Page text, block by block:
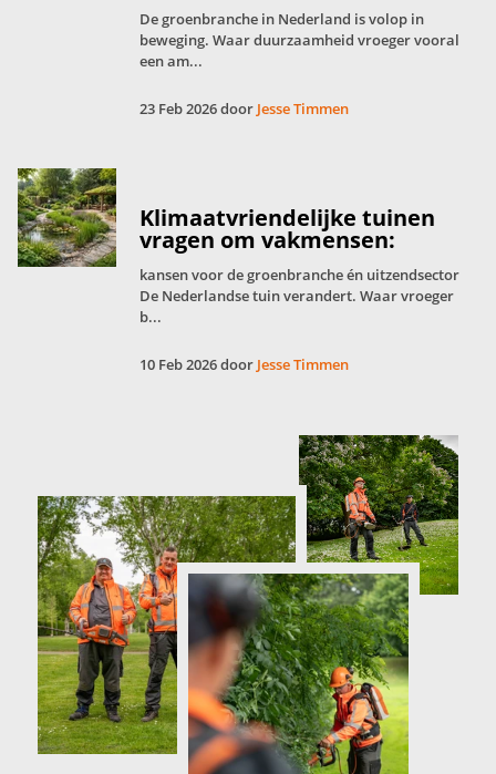
De groenbranche in Nederland is volop in
beweging. Waar duurzaamheid vroeger vooral
een am...
23 Feb 2026 door Jesse Timmen
Klimaatvriendelijke tuinen
vragen om vakmensen:
kansen voor de groenbranche én uitzendsector
De Nederlandse tuin verandert. Waar vroeger
b...
10 Feb 2026 door Jesse Timmen